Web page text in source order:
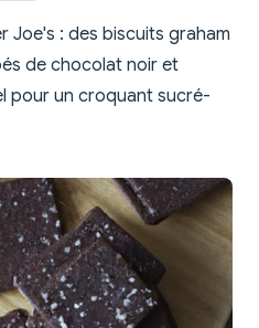
Joe's : des biscuits graham
de chocolat noir et
pour un croquant sucré-